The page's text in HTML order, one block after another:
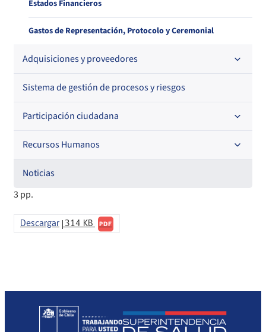
Estados Financieros
Gastos de Representación, Protocolo y Ceremonial
Adquisiciones y proveedores
Contrataciones
Histórico de órdenes de compra
Histórico detalle Pago a Proveedores
Información para proveedores institucionales
Informa Licitaciones
Licitaciones en curso
Órdenes de compra
Monitoreo cumplimiento PAC
Sistema de gestión de procesos y riesgos
Participación ciudadana
Acceso a información relevante
Audiencias Públicas
Consejo de la Sociedad Civil
Cuenta Pública Participativa
Recursos Humanos
Código de Ética de la Superintendencia
Noticias
3 pp.
Descargar 314 KB PDF